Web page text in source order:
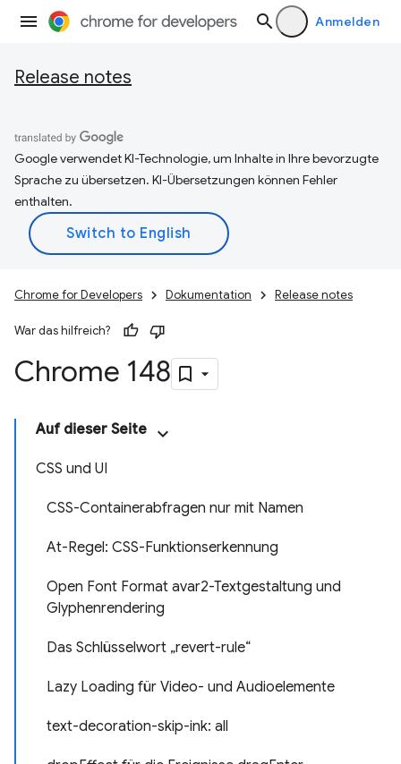
Anmelden
Release notes
Google verwendet KI-Technologie, um Inhalte in Ihre bevorzugte
Sprache zu übersetzen. KI-Übersetzungen können Fehler
enthalten.
Chrome for Developers Dokumentation Release notes
War das hilfreich?
Chrome 148
Auf dieser Seite
CSS und UI
CSS-Containerabfragen nur mit Namen
At-Regel: CSS-Funktionserkennung
Open Font Format avar2-Textgestaltung und
Glyphenrendering
Das Schlüsselwort „revert-rule“
Lazy Loading für Video- und Audioelemente
text-decoration-skip-ink: all